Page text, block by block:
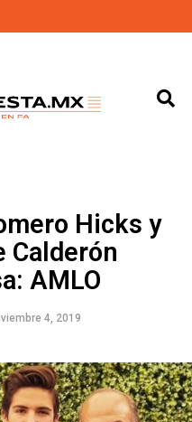
Hicks y
Calderón
AMLO
4, 2019